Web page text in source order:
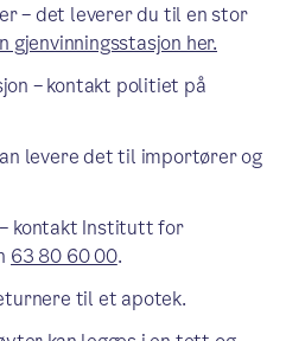
– det leverer du til en stor
gjenvinningsstasjon her.
– kontakt politiet på
levere det til importører og
kontakt Institutt for
63 80 60 00.
til et apotek.